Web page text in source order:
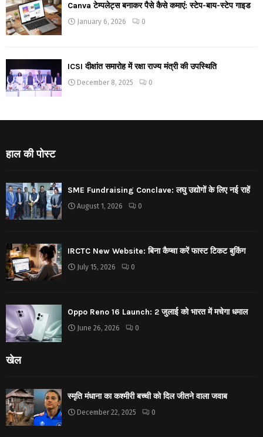
Canva टेम्पलेट्स बनाकर पैसे कैसे कमाएं: स्टेप-बाय-स्टेप गाइड
January 6, 2026 0
ICSI दीक्षांत समारोह में रक्षा राज्य मंत्री की उपस्थिति
December 8, 2025 0
हाल की पोस्ट
SME Fundraising Conclave: लघु उद्योगों के लिए नई राहें
August 1, 2026 0
IRCTC New Website: बिना कैप्चा करें फास्ट टिकट बुकिंग
July 15, 2026 0
Oppo Reno 16 Launch: 2 जुलाई को भारत में मचेगा धमाल
June 26, 2026 0
खेल
स्मृति मंधाना का कश्मीरी बच्ची को दिल जीतने वाला जवाब
December 22, 2025 0